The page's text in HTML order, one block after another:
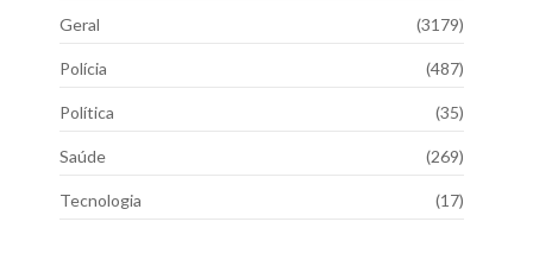
Geral (3179)
Polícia (487)
Política (35)
Saúde (269)
Tecnologia (17)